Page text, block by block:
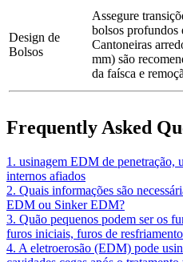
Design de
Bolsos
Assegure
bolsos profundos
Cantoneiras
mm) são
da faísca e
Frequently Asked
1. usinagem EDM de penetração,
internos afiados
2. Quais informações são
EDM ou Sinker EDM?
3. Quão pequenos podem ser os
furos iniciais, furos de
4. A eletroerosão (EDM) pode